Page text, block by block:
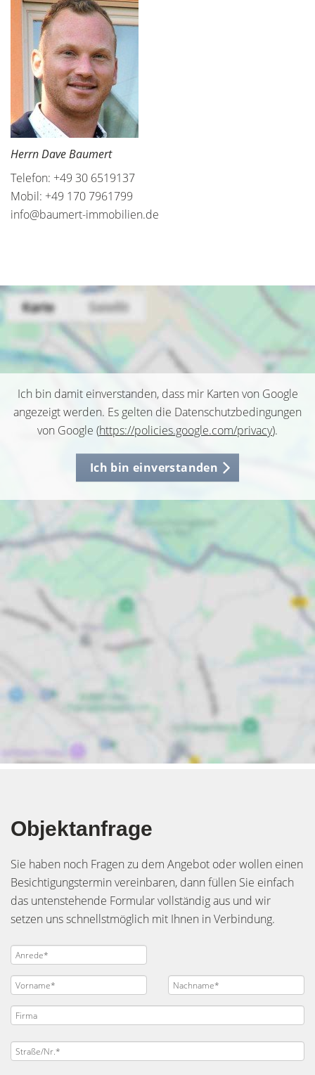
Herrn Dave Baumert
Telefon: +49 30 6519137
Mobil: +49 170 7961799
info@baumert-immobilien.de
Ich bin damit einverstanden, dass mir Karten von Google
angezeigt werden. Es gelten die Datenschutzbedingungen
von Google (https://policies.google.com/privacy).
Ich bin einverstanden
Objektanfrage
Sie haben noch Fragen zu dem Angebot oder wollen einen
Besichtigungstermin vereinbaren, dann füllen Sie einfach
das untenstehende Formular vollständig aus und wir
setzen uns schnellstmöglich mit Ihnen in Verbindung.